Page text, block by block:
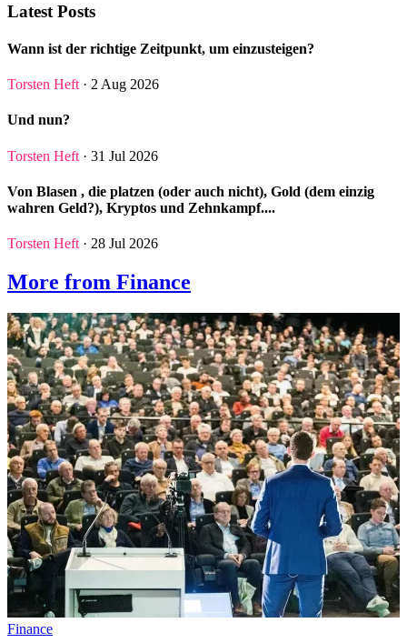
Latest Posts
Wann ist der richtige Zeitpunkt, um einzusteigen?
Torsten Heft · 2 Aug 2026
Und nun?
Torsten Heft · 31 Jul 2026
Von Blasen , die platzen (oder auch nicht), Gold (dem einzig
wahren Geld?), Kryptos und Zehnkampf....
Torsten Heft · 28 Jul 2026
More from Finance
Finance